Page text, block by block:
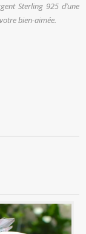
Sterling 925 d’une
bien-aimée.